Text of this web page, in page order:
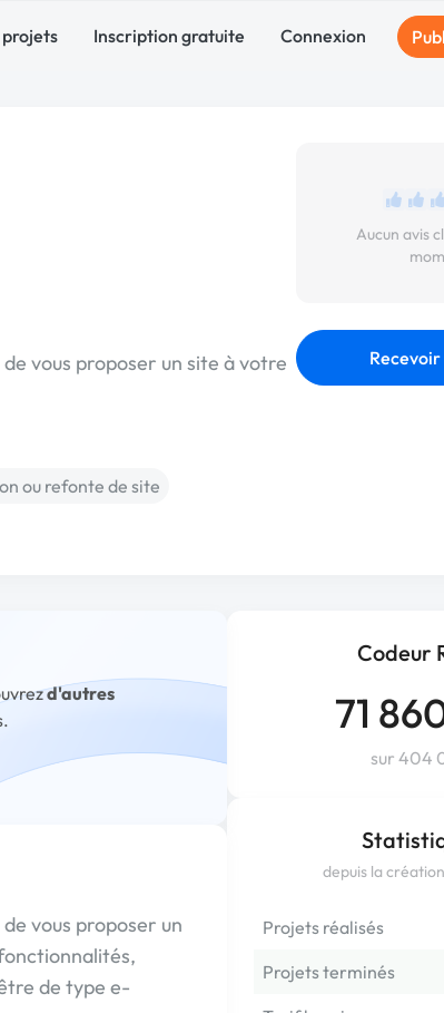
projets Inscription gratuite Connexion
vous proposer un site à votre
ou refonte de site
Aucun avis
Recevoir
Codeur
71
sur 404
depuis la
Projets réalisés
Projets terminés
d'autres
vous proposer un
de type e-